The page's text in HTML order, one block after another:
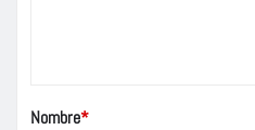
Nombre*